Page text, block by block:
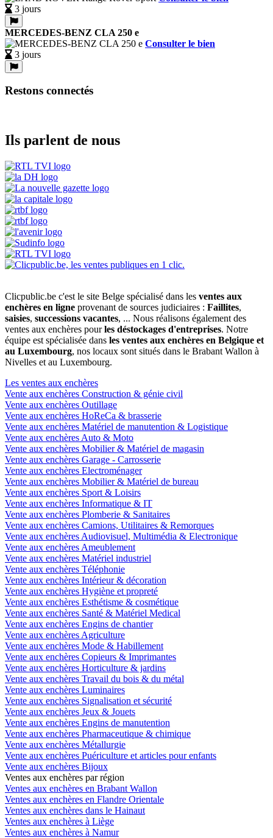
3 jours
MERCEDES-BENZ CLA 250 e
Consulter le bien
3 jours
Restons connectés
Ils parlent de nous
Clicpublic.be c'est le site Belge spécialisé dans les ventes aux
enchères en ligne provenant de sources judiciaires : Faillites,
saisies, successions vacantes, ... Nous réalisons également des
ventes aux enchères pourles déstockages d'entreprises. Notre
équipe est spécialisée dans les ventes aux enchères en Belgique et
au Luxembourg, nos locaux sont situés dans le Brabant Wallon à
Nivelles et au Luxembourg.
Les ventes aux enchères
Vente aux enchères Construction & génie civil
Vente aux enchères Outillage
Vente aux enchères HoReCa & brasserie
Vente aux enchères Matériel de manutention & Logistique
Vente aux enchères Auto & Moto
Vente aux enchères Mobilier & Matériel de magasin
Vente aux enchères Garage - Carrosserie
Vente aux enchères Electroménager
Vente aux enchères Mobilier & Matériel de bureau
Vente aux enchères Sport & Loisirs
Vente aux enchères Informatique & IT
Vente aux enchères Plomberie & Sanitaires
Vente aux enchères Camions, Utilitaires & Remorques
Vente aux enchères Audiovisuel, Multimédia & Electronique
Vente aux enchères Ameublement
Vente aux enchères Matériel industriel
Vente aux enchères Téléphonie
Vente aux enchères Intérieur & décoration
Vente aux enchères Hygiène et propreté
Vente aux enchères Esthétisme & cosmétique
Vente aux enchères Santé & Matériel Medical
Vente aux enchères Engins de chantier
Vente aux enchères Agriculture
Vente aux enchères Mode & Habillement
Vente aux enchères Copieurs & Imprimantes
Vente aux enchères Horticulture & jardins
Vente aux enchères Travail du bois & du métal
Vente aux enchères Luminaires
Vente aux enchères Signalisation et sécurité
Vente aux enchères Jeux & Jouets
Vente aux enchères Engins de manutention
Vente aux enchères Pharmaceutique & chimique
Vente aux enchères Métallurgie
Vente aux enchères Puériculture et articles pour enfants
Vente aux enchères Bijoux
Ventes aux enchères par région
Ventes aux enchères en Brabant Wallon
Ventes aux enchères en Flandre Orientale
Ventes aux enchères dans le Hainaut
Ventes aux enchères à Liège
Ventes aux enchères à Namur